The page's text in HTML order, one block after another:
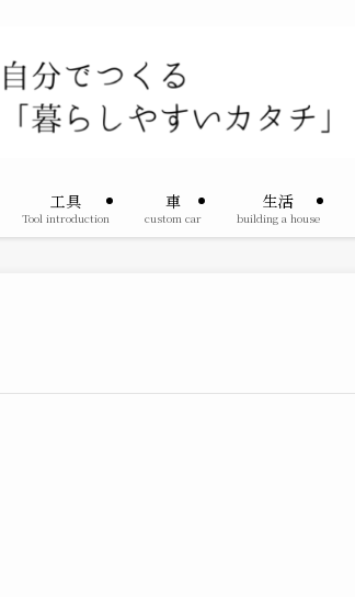
工具
Tool introduction
車
custom car
生活
building a house